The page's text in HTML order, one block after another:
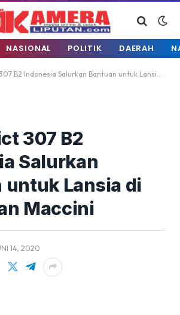
NASIONAL POLITIK DAERAH
Indonesia Salurkan Bantuan untuk Lansia di Kelurahan Maccini
307 B2
Salurkan
untuk Lansia di
Maccini
14, 2020